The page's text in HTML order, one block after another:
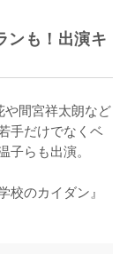
ンも！出演キ
間宮祥太朗など
手だけでなくベ
らも出演。
のカイダン』